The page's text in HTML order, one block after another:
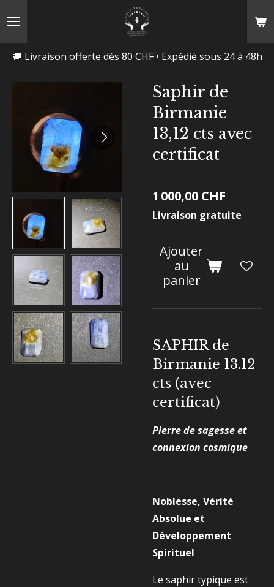
🚚 Livraison offerte dès 80 CHF • Expédié sous 24 à 48h
Saphir de
Birmanie
13,12 cts avec
certificat
1 000,00 CHF
Livraison gratuite
Ajouter
au
panier
SAPHIR de
Birmanie 13.12
cts (avec
certificat)
Pierre de sagesse et
connexion cosmique
Noblesse, Vérité
Absolue et
Développement
Spirituel
Le saphir typique est